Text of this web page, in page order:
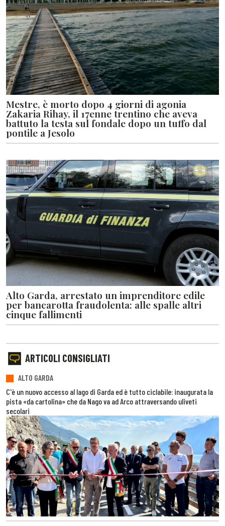
Mestre, è morto dopo 4 giorni di agonia
Zakaria Rihay, il 17enne trentino che aveva
battuto la testa sul fondale dopo un tuffo dal
pontile a Jesolo
Alto Garda, arrestato un imprenditore edile
per bancarotta fraudolenta: alle spalle altri
cinque fallimenti
ARTICOLI CONSIGLIATI
ALTO GARDA
C'è un nuovo accesso al lago di Garda ed è tutto ciclabile: inaugurata la
pista «da cartolina» che da Nago va ad Arco attraversando uliveti
secolari